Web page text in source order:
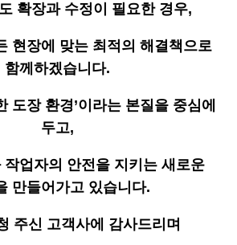
확장과 수정이 필요한 경우,
현장에 맞는 최적의 해결책으로
함께하겠습니다.
도장 환경’이라는 본질을 중심에
두고,
업자의 안전을 지키는 새로운
만들어가고 있습니다.
주신 고객사에 감사드리며